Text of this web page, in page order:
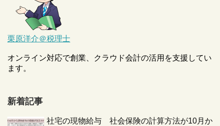
栗原洋介＠税理士
オンライン対応で創業、クラウド会計の活用を支援してい
ます。
新着記事
社宅の現物給与 社会保険の計算方法が10月か